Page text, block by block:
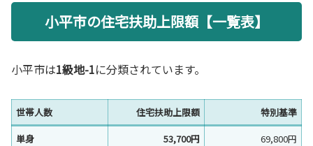
小平市の住宅扶助上限額【一覧表】
小平市は1級地-1に分類されています。
世帯人数 住宅扶助上限額
特別基準
単身
53,700円
69,800円